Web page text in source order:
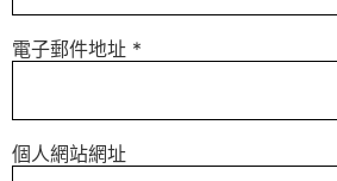
電子郵件地址 *
個人網站網址